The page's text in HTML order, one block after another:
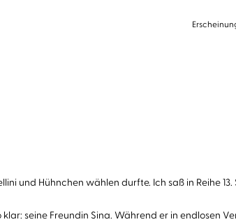
und Hühnchen wählen durfte. Ich saß in Reihe
seine Freundin Sina. Während er in